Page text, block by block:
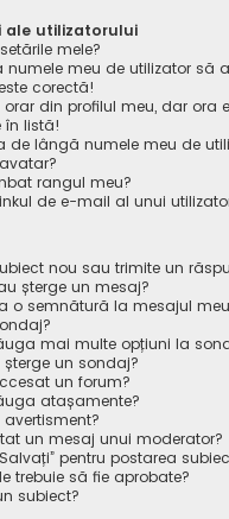
ale utilizatorului
mele?
meu de utilizator să
corectă!
din profilul meu, dar ora
în listă!
de lângă numele meu de
rangul meu?
de e-mail al unui
nou sau trimite un
șterge un mesaj?
o semnătură la mesajul
mai multe opțiuni la
un sondaj?
un forum?
atașamente?
un mesaj unui moderator?
pentru postarea
trebuie să fie aprobate?
subiect?